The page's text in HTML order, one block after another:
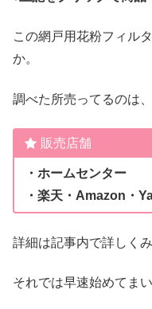
この網戸用花粉フィル
か。
調べた所売ってるのは
販売店舗
・ホームセンター
・楽天・Amazon・
詳細は記事内で詳しく
それでは早速始めてま